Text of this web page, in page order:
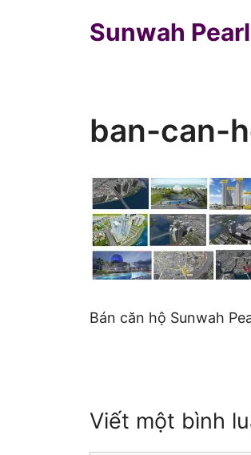
Sunwah Pearl
ban-can-
Bán căn hộ Sunwah
Viết một bình